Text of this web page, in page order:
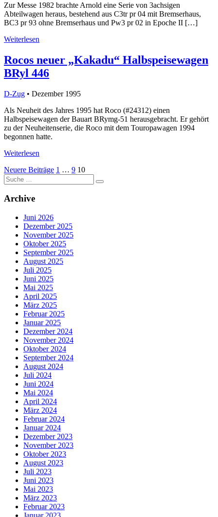
Zur Messe 1982 brachte Arnold eine Serie von 3achsigen
Abteilwagen heraus, bestehend aus C3tr pr 04 mit Bremserhaus,
BC3 pr 93 ohne Bremserhaus und Pw3 pr 02 in Epoche II […]
Weiterlesen
Rocos neuer „Kakadu“ Halbspeisewagen
BRyl 446
D-Zug • Dezember 1995
Als Neuheit des Jahres 1995 hat Roco (#24312) einen
Halbspeisewagen der Bauart BRymg-51 herausgebracht. Er gehört
zu der Neuheitenserie, die Roco mit dem Touropawagen 1994
begonnen hatte.
Weiterlesen
Seitennummerierung
der
Beiträge
Neuere Beiträge 1 … 9 10
Suche
nach:
Archive
Juni 2026
Dezember 2025
November 2025
Oktober 2025
September 2025
August 2025
Juli 2025
Juni 2025
Mai 2025
April 2025
März 2025
Februar 2025
Januar 2025
Dezember 2024
November 2024
Oktober 2024
September 2024
August 2024
Juli 2024
Juni 2024
Mai 2024
April 2024
März 2024
Februar 2024
Januar 2024
Dezember 2023
November 2023
Oktober 2023
August 2023
Juli 2023
Juni 2023
Mai 2023
März 2023
Februar 2023
Januar 2023